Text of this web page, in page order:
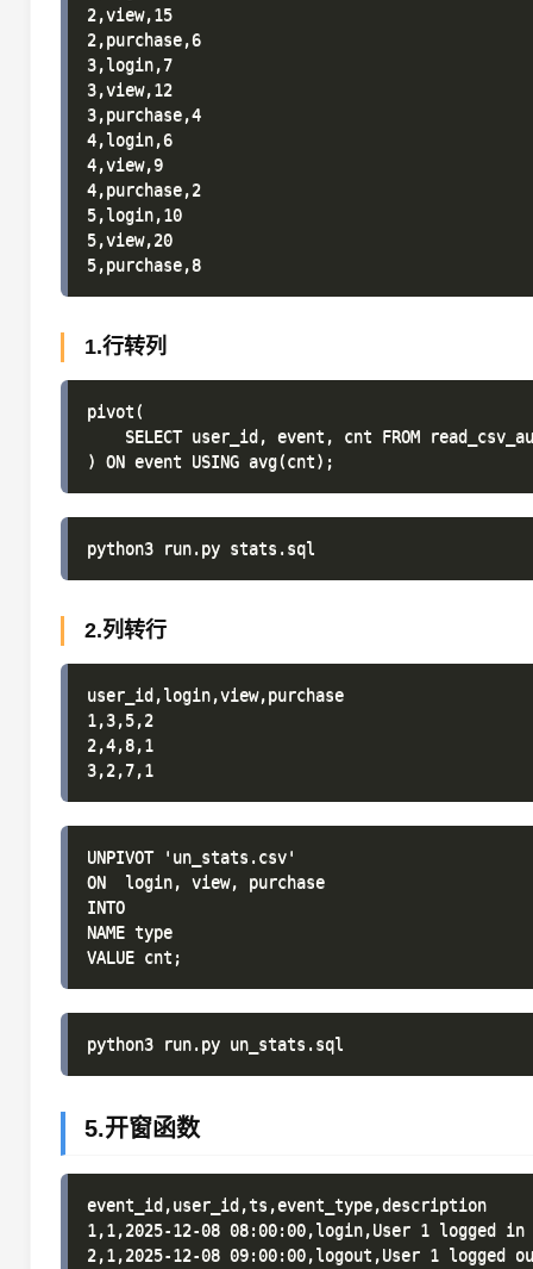
2,view,15
2,purchase,6
3,login,7
3,view,12
3,purchase,4
4,login,6
4,view,9
4,purchase,2
5,login,10
5,view,20
1.行转列
pivot(
SELECT user_id, event, cnt FROM
2.列转行
user_id,login,view,purchase
1,3,5,2
2,4,8,1
UNPIVOT 'un_stats.csv'
ON  login, view, purchase
INTO
NAME type
5.开窗函数
event_id,user_id,ts,event_type,description
1,1,2025-12-08 08:00:00,login,User 1 logged in
2,1,2025-12-08 09:00:00,logout,User 1 logged